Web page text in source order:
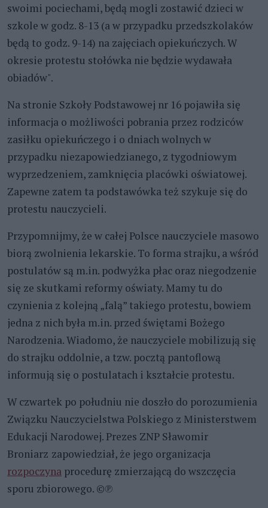
swoimi pociechami, będą mogli zostawić dzieci w
szkole w godz. 8-13 (a w przypadku przedszkolaków
będą to godz. 9-14) na zajęciach opiekuńczych. W
okresie protestu stołówka nie będzie wydawała
obiadów".
Na stronie Szkoły Podstawowej nr 16 pojawiła się
informacja o możliwości pobrania przez rodziców
zasiłku opiekuńczego i o dniach wolnych w
przypadku niezapowiedzianego, z tygodniowym
wyprzedzeniem, zamknięcia placówki oświatowej.
Zapewne zatem ta podstawówka też szykuje się do
protestu nauczycieli.
Przypomnijmy, że w całej Polsce nauczyciele masowo
biorą zwolnienia lekarskie. To forma strajku, a wśród
postulatów są m.in. podwyżka płac oraz niegodzenie
się ze skutkami reformy oświaty. Mamy tu do
czynienia z kolejną „falą” takiego protestu, bowiem
jedna z nich była m.in. przed świętami Bożego
Narodzenia. Wiadomo, że nauczyciele mobilizują się
do strajku oddolnie, a tzw. pocztą pantoflową
informują się o postulatach i kształcie protestu.
W czwartek po południu nie doszło do porozumienia
Związku Nauczycielstwa Polskiego z Ministerstwem
Edukacji Narodowej. Prezes ZNP Sławomir
Broniarz zapowiedział, że jego organizacja
rozpoczyna procedurę zmierzającą do wszczęcia
sporu zbiorowego. ©℗